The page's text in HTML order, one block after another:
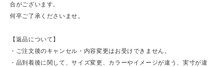
合がございます。
何卒ご了承くださいませ。
【返品について】
・ご注文後のキャンセル・内容変更はお受けできません。
・品到着後に関して、サイズ変更、カラーやイメージが違う、実寸が違